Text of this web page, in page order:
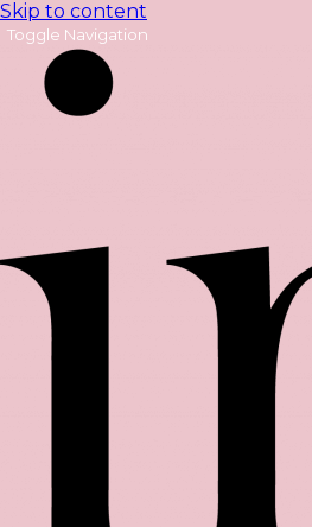
Skip to content
Toggle Navigation